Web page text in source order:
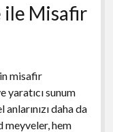
ile Misafir
misafir
yaratıcı sunum
daha da
meyveler, hem